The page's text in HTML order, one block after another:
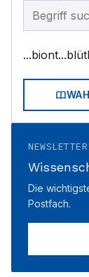
Begriff im
...biont
NEWSLETTER
Die
Postfach.